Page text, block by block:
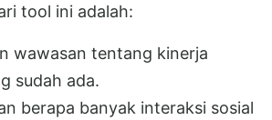
tool ini adalah:
wawasan tentang kinerja
sudah ada.
berapa banyak interaksi sosial